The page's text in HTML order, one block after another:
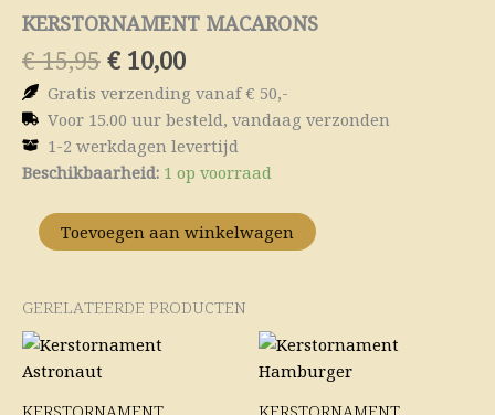
KERSTORNAMENT MACARONS
€15,95 Oorspronkelijke
prijs
was:
€ 15,95.
€ 10,00Huidige
prijs
is:
€ 10,00.
Gratis verzending vanaf € 50,-
Voor 15.00 uur besteld, vandaag verzonden
1-2 werkdagen levertijd
Beschikbaarheid: 1 op voorraad
Kerstornament
aantal
Toevoegen aan winkelwagen
GERELATEERDE PRODUCTEN
KERSTORNAMENT
Oorspronkelijke
prijs
was:
Huidige
prijs
KERSTORNAMENT
Oorspronkelijke
prijs
was:
Huidige
prijs